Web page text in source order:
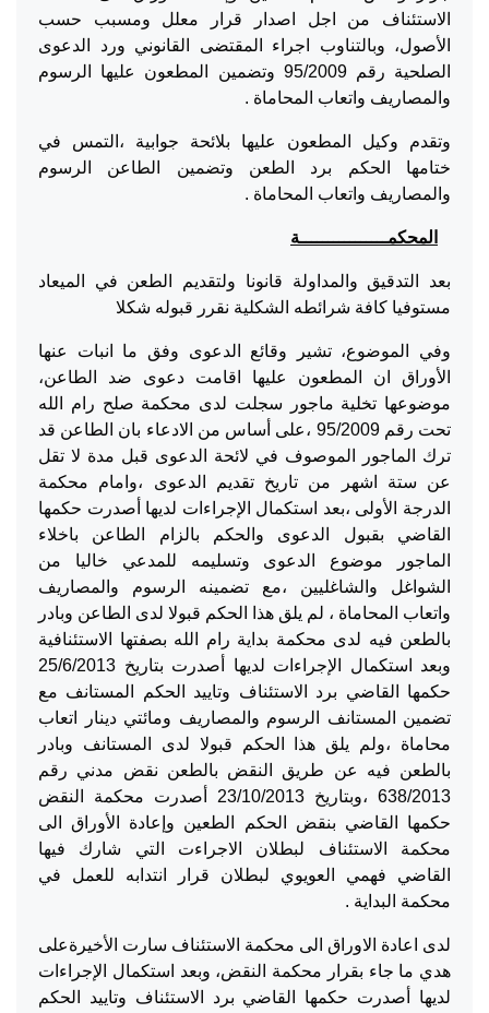
الاستئناف من اجل اصدار قرار معلل ومسبب حسب
الأصول، وبالتناوب اجراء المقتضى القانوني ورد الدعوى
الصلحية رقم 95/2009 وتضمين المطعون عليها الرسوم
والمصاريف واتعاب المحاماة .
وتقدم وكيل المطعون عليها بلائحة جوابية ،التمس في
ختامها الحكم برد الطعن وتضمين الطاعن الرسوم
والمصاريف واتعاب المحاماة .
المحكمــــــــــــــــة
بعد التدقيق والمداولة قانونا ولتقديم الطعن في الميعاد
مستوفيا كافة شرائطه الشكلية نقرر قبوله شكلا
وفي الموضوع، تشير وقائع الدعوى وفق ما انبات عنها
الأوراق ان المطعون عليها اقامت دعوى ضد الطاعن،
موضوعها تخلية ماجور سجلت لدى محكمة صلح رام الله
تحت رقم 95/2009 ،على أساس من الادعاء بان الطاعن قد
ترك الماجور الموصوف في لائحة الدعوى قبل مدة لا تقل
عن ستة اشهر من تاريخ تقديم الدعوى ،وامام محكمة
الدرجة الأولى ،بعد استكمال الإجراءات لديها أصدرت حكمها
القاضي بقبول الدعوى والحكم بالزام الطاعن باخلاء
الماجور موضوع الدعوى وتسليمه للمدعي خاليا من
الشواغل والشاغليين ،مع تضمينه الرسوم والمصاريف
واتعاب المحاماة ، لم يلق هذا الحكم قبولا لدى الطاعن وبادر
بالطعن فيه لدى محكمة بداية رام الله بصفتها الاستئنافية
وبعد استكمال الإجراءات لديها أصدرت بتاريخ 25/6/2013
حكمها القاضي برد الاستئناف وتاييد الحكم المستانف مع
تضمين المستانف الرسوم والمصاريف ومائتي دينار اتعاب
محاماة ،ولم يلق هذا الحكم قبولا لدى المستانف وبادر
بالطعن فيه عن طريق النقض بالطعن نقض مدني رقم
638/2013 ،وبتاريخ 23/10/2013 أصدرت محكمة النقض
حكمها القاضي بنقض الحكم الطعين وإعادة الأوراق الى
محكمة الاستئناف لبطلان الاجراءت التي شارك فيها
القاضي فهمي العويوي لبطلان قرار انتدابه للعمل في
محكمة البداية .
لدى اعادة الاوراق الى محكمة الاستئناف سارت الأخيرةعلى
هدي ما جاء بقرار محكمة النقض، وبعد استكمال الإجراءات
لديها أصدرت حكمها القاضي برد الاستئناف وتاييد الحكم